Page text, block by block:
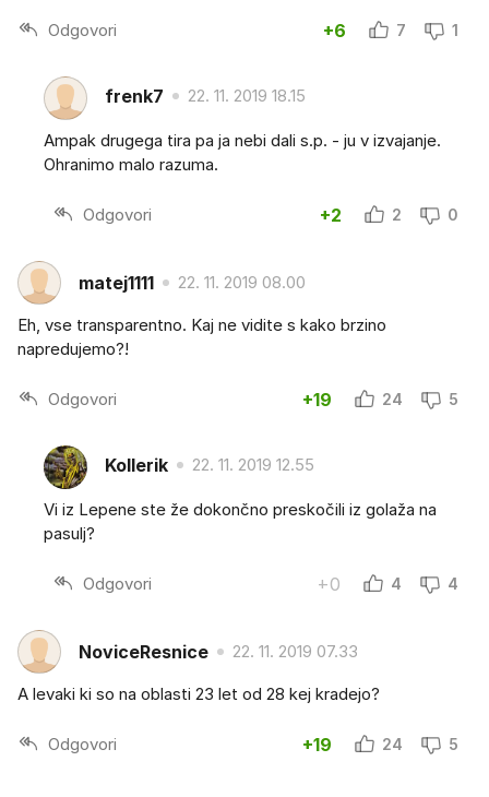
Odgovori +6 7 1
frenk7 22. 11. 2019 18.15
Ampak drugega tira pa ja nebi dali s.p. - ju v izvajanje.
Ohranimo malo razuma.
Odgovori +2 2 0
matej1111 22. 11. 2019 08.00
Eh, vse transparentno. Kaj ne vidite s kako brzino
napredujemo?!
Odgovori +19 24 5
Kollerik 22. 11. 2019 12.55
Vi iz Lepene ste že dokončno preskočili iz golaža na
pasulj?
Odgovori +0 4 4
NoviceResnice 22. 11. 2019 07.33
A levaki ki so na oblasti 23 let od 28 kej kradejo?
Odgovori +19 24 5